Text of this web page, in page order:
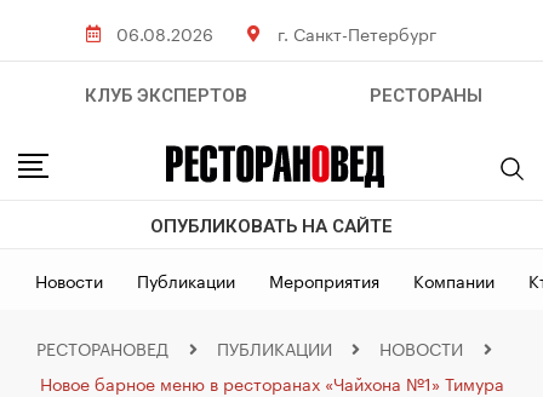
06.08.2026 г. Санкт-Петербург
КЛУБ ЭКСПЕРТОВ РЕСТОРАНЫ
ОПУБЛИКОВАТЬ НА САЙТЕ
Новости Публикации Мероприятия Компании
РЕСТОРАНОВЕД ПУБЛИКАЦИИ
НОВОСТИ
Новое барное меню в ресторанах «Чайхона №1» Тимура